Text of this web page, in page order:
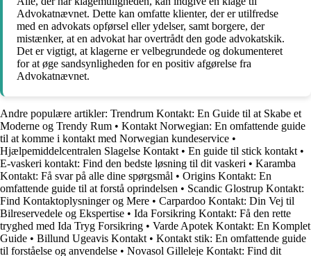
Advokatnævnet. Dette kan omfatte klienter, der er utilfredse
med en advokats opførsel eller ydelser, samt borgere, der
mistænker, at en advokat har overtrådt den gode advokatskik.
Det er vigtigt, at klagerne er velbegrundede og dokumenteret
for at øge sandsynligheden for en positiv afgørelse fra
Advokatnævnet.
Andre populære artikler: Trendrum Kontakt: En Guide til at Skabe et
Moderne og Trendy Rum • Kontakt Norwegian: En omfattende guide
til at komme i kontakt med Norwegian kundeservice •
Hjælpemiddelcentralen Slagelse Kontakt • En guide til stick kontakt •
E-vaskeri kontakt: Find den bedste løsning til dit vaskeri • Karamba
Kontakt: Få svar på alle dine spørgsmål • Origins Kontakt: En
omfattende guide til at forstå oprindelsen • Scandic Glostrup Kontakt:
Find Kontaktoplysninger og Mere • Carpardoo Kontakt: Din Vej til
Bilreservedele og Ekspertise • Ida Forsikring Kontakt: Få den rette
tryghed med Ida Tryg Forsikring • Varde Apotek Kontakt: En Komplet
Guide • Billund Ugeavis Kontakt • Kontakt stik: En omfattende guide
til forståelse og anvendelse • Novasol Gilleleje Kontakt: Find dit